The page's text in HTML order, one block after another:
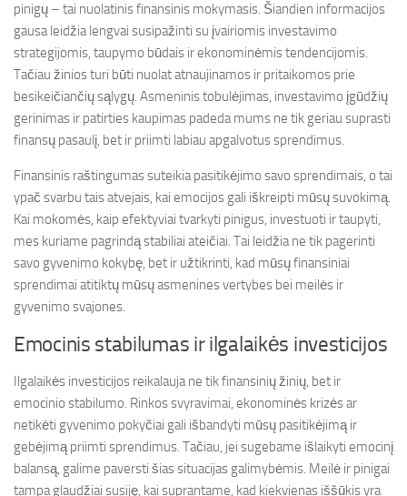
pinigų – tai nuolatinis finansinis mokymasis. Šiandien informacijos
gausa leidžia lengvai susipažinti su įvairiomis investavimo
strategijomis, taupymo būdais ir ekonominėmis tendencijomis.
Tačiau žinios turi būti nuolat atnaujinamos ir pritaikomos prie
besikeičiančių sąlygų. Asmeninis tobulėjimas, investavimo įgūdžių
gerinimas ir patirties kaupimas padeda mums ne tik geriau suprasti
finansų pasaulį, bet ir priimti labiau apgalvotus sprendimus.
Finansinis raštingumas suteikia pasitikėjimo savo sprendimais, o tai
ypač svarbu tais atvejais, kai emocijos gali iškreipti mūsų suvokimą.
Kai mokomės, kaip efektyviai tvarkyti pinigus, investuoti ir taupyti,
mes kuriame pagrindą stabiliai ateičiai. Tai leidžia ne tik pagerinti
savo gyvenimo kokybę, bet ir užtikrinti, kad mūsų finansiniai
sprendimai atitiktų mūsų asmenines vertybes bei meilės ir
gyvenimo svajones.
Emocinis stabilumas ir ilgalaikės investicijos
Ilgalaikės investicijos reikalauja ne tik finansinių žinių, bet ir
emocinio stabilumo. Rinkos svyravimai, ekonominės krizės ar
netikėti gyvenimo pokyčiai gali išbandyti mūsų pasitikėjimą ir
gebėjimą priimti sprendimus. Tačiau, jei sugebame išlaikyti emocinį
balansą, galime paversti šias situacijas galimybėmis. Meilė ir pinigai
tampa glaudžiai susiję, kai suprantame, kad kiekvienas iššūkis yra